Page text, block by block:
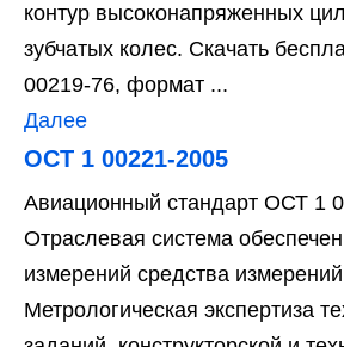
контур высоконапряженных
зубчатых колес. Скачать
00219-76, формат ...
Далее
ОСТ 1 00221-2005
Авиационный стандарт ОСТ 1
Отраслевая система
измерений средства
Метрологическая экспертиза